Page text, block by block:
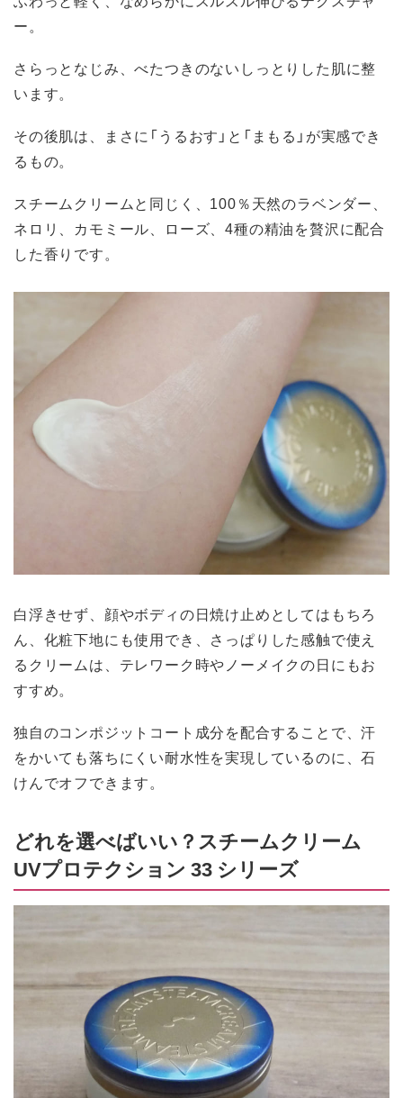
ー。
さらっとなじみ、べたつきのないしっとりした肌に整
います。
その後肌は、まさに「うるおす」と「まもる」が実感でき
るもの。
スチームクリームと同じく、100％天然のラベンダー、
ネロリ、カモミール、ローズ、4種の精油を贅沢に配合
した香りです。
白浮きせず、顔やボディの日焼け止めとしてはもちろ
ん、化粧下地にも使用でき、さっぱりした感触で使え
るクリームは、テレワーク時やノーメイクの日にもお
すすめ。
独自のコンポジットコート成分を配合することで、汗
をかいても落ちにくい耐水性を実現しているのに、石
けんでオフできます。
どれを選べばいい？スチームクリーム
UVプロテクション 33 シリーズ